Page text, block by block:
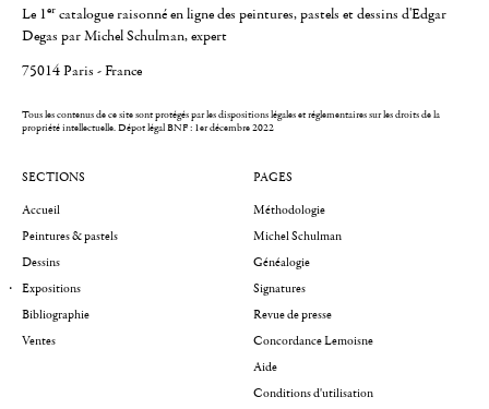
Le 1er catalogue raisonné en ligne des peintures, pastels et dessins d'Edgar
Degas par Michel Schulman, expert
75014 Paris - France
Tous les contenus de ce site sont protégés par les dispositions légales et réglementaires sur les droits de la
propriété intellectuelle.Dépot légal BNF : 1er décembre 2022
SECTIONS
Accueil
Peintures & pastels
Dessins
Expositions
Bibliographie
Ventes
PAGES
Méthodologie
Michel Schulman
Généalogie
Signatures
Revue de presse
Concordance Lemoisne
Aide
Conditions d'utilisation